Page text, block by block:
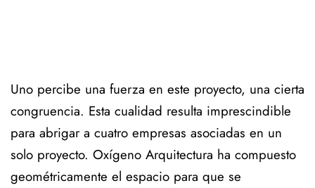
Uno percibe una fuerza en este proyecto, una cierta
congruencia. Esta cualidad resulta imprescindible
para abrigar a cuatro empresas asociadas en un
solo proyecto. Oxígeno Arquitectura ha compuesto
geométricamente el espacio para que se